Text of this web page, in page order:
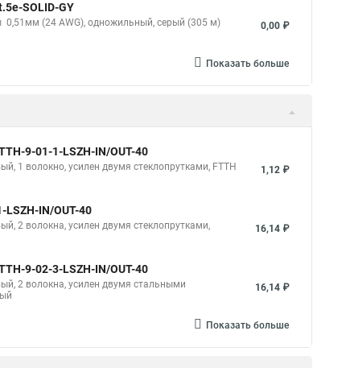
SOLID-GY
0,51мм (24 AWG), одножильный, серый (305 м) 0,00 ₽
Показать больше
9-01-1-LSZH-IN/OUT-40
1 волокно, усилен двумя стеклопрутками, FTTH
1,12 ₽
IN/OUT-40
2 волокна, усилен двумя стеклопрутками,
16,14 ₽
9-02-3-LSZH-IN/OUT-40
2 волокна, усилен двумя стальными
16,14 ₽
Показать больше